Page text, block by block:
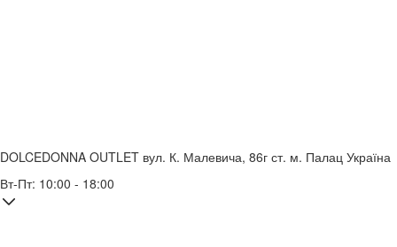
DOLCEDONNA OUTLET вул. К. Малевича, 86г ст. м. Палац Україна
Вт-Пт: 10:00 - 18:00